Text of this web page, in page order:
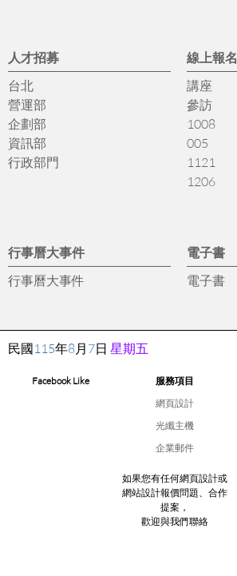
人才招募
台北
營運部
企劃部
資訊部
行政部門
線上報名
講座
參訪
1008
005
1121
1206
行事曆大事件
行事曆大事件
電子書
電子書
民國115年8月 7日 星期五
Facebook Like
服務項目
網頁設計
光纖主機
企業郵件
如果您有任何網頁設計或
網站設計報價問題、合作
提案，
歡迎與我們聯絡